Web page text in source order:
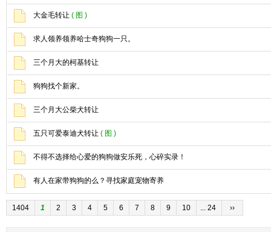
大金毛转让 ( 图 )
求人领养领养哈士奇狗狗一只。
三个月大的柯基转让
狗狗找个新家。
三个月大公柴犬转让
五只可爱泰迪犬转让 ( 图 )
不得不选择给心爱的狗狗做安乐死，心碎实录！
有人在家带狗狗的么？寻找家庭宠物寄养
1404 1 2 3 4 5 6 7 8 9 10 ... 24 ››